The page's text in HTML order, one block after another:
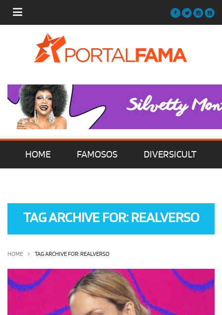
HOME FAMOSOS DIVERSICULT
OLHA ISSO! EU QUERO!
TAG ARCHIVE FOR: REALVERSO
HOME TAG ARCHIVE FOR: REALVERSO